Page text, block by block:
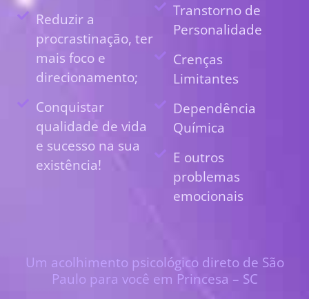
Reduzir a
procrastinação, ter
mais foco e
direcionamento;
Conquistar
qualidade de vida
e sucesso na sua
existência!
Transtorno de
Personalidade
Crenças
Limitantes
Dependência
Química
E outros
problemas
emocionais
Um acolhimento psicológico direto de São
Paulo para você em Princesa – SC